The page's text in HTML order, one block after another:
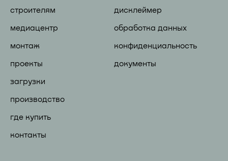
строителям
медиацентр
монтаж
проекты
загрузки
производство
где купить
контакты
дисклеймер
обработка данных
конфиденциальность
документы